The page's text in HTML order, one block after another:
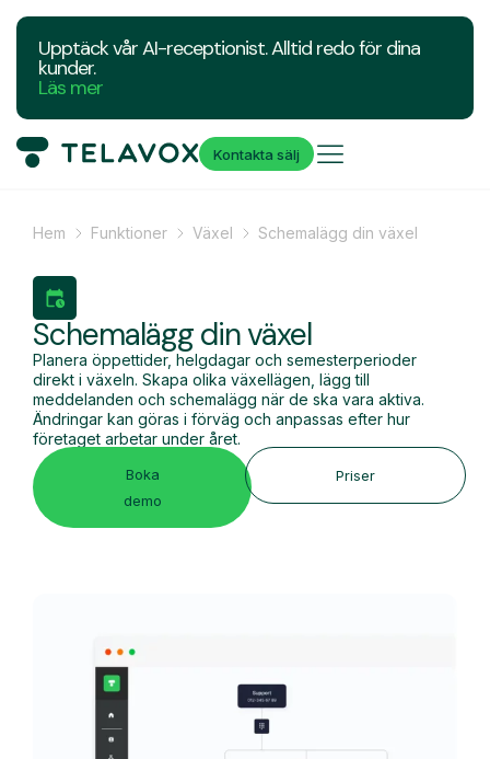
Upptäck vår AI-receptionist. Alltid redo för dina
kunder.
Läs mer
Kontakta sälj
Hem Funktioner Växel Schemalägg din växel
Schemalägg din växel
Planera öppettider, helgdagar och semesterperioder
direkt i växeln. Skapa olika växellägen, lägg till
meddelanden och schemalägg när de ska vara aktiva.
Ändringar kan göras i förväg och anpassas efter hur
företaget arbetar under året.
Boka
demo
Priser